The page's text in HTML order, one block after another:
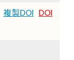
複製DOI
DOI